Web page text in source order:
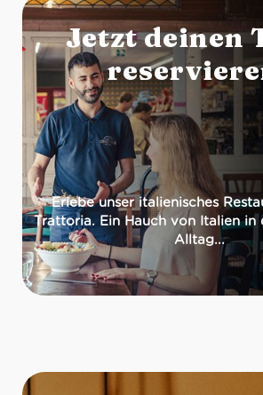
Jetzt deinen
Erlebe unser italienisches
Trattoria. Ein Hauch von Italien in
Alltag...